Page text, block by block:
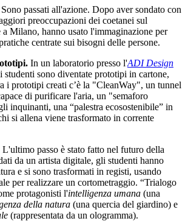
Sono passati all'azione. Dopo aver sondato con
preoccupazioni dei coetanei sul
a Milano, hanno usato l'immaginazione per
centrate sui bisogni delle persone.
In un laboratorio presso l'ADI Design
studenti sono diventate prototipi in cartone,
i prototipi creati c’è la "CleanWay", un tunnel
di purificare l'aria, un "semaforo
inquinanti, una “palestra ecosostenibile” in
si allena viene trasformato in corrente
L'ultimo passo è stato fatto nel futuro della
da un artista digitale, gli studenti hanno
e si sono trasformati in registi, usando
per realizzare un cortometraggio. “Trialogo
protagonisti l'intelligenza umana (una
della natura (una quercia del giardino) e
(rappresentata da un ologramma).